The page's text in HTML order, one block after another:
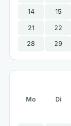
14 15
21 22
28 29
Mo Di